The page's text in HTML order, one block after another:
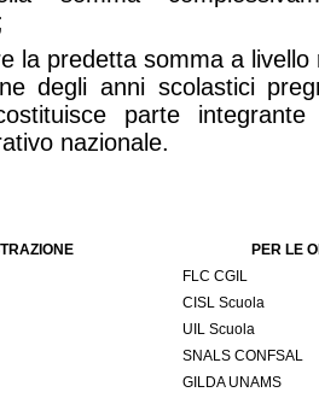
predetta somma a livello
degli anni scolastici
parte
nazionale.
PER LE
FLC CGIL
CISL Scuola
UIL Scuola
SNALS CONFSAL
GILDA UNAMS